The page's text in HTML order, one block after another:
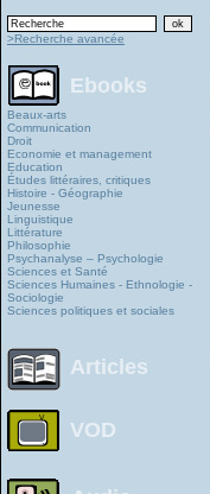
>Recherche avancée
Ebooks
Beaux-arts
Communication
Droit
Economie et management
Education
Études littéraires, critiques
Histoire - Géographie
Jeunesse
Linguistique
Littérature
Philosophie
Psychanalyse – Psychologie
Sciences et Santé
Sciences Humaines - Ethnologie -
Sociologie
Sciences politiques et sociales
Articles
VOD